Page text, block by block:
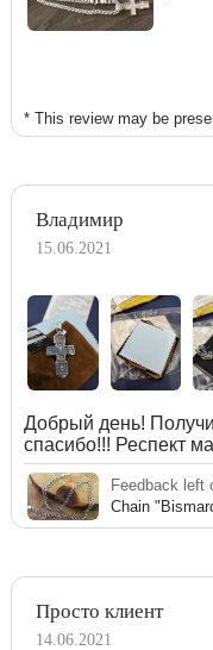
* This review may be
Владимир
15.06.2021
Добрый день!
спасибо!!! Респект
Feedback left
Chain
Просто клиент
14.06.2021